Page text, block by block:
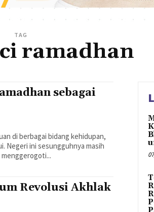
TAG
ramadhan
sebagai
di berbagai bidang kehidupan,
Negeri ini sesungguhnya masih
Revolusi Akhlak